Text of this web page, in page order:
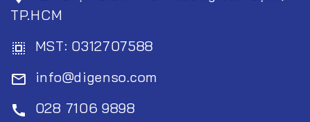
TP.HCM
select_all MST: 0312707588
mail_outline info@digenso.com
call 028 7106 9898